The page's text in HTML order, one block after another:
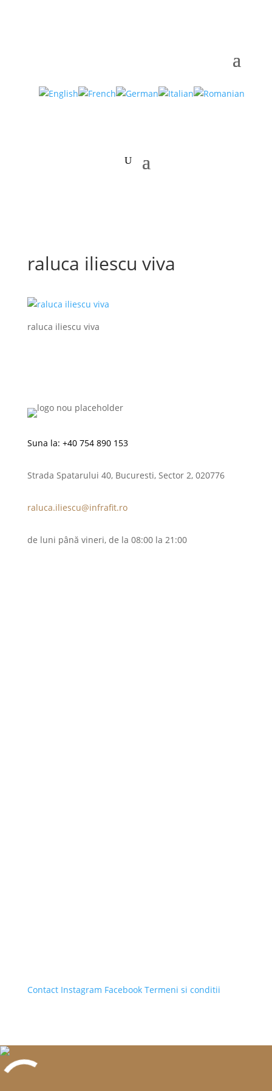
raluca iliescu viva
raluca iliescu viva
Suna la: +40 754 890 153
Strada Spatarului 40, Bucuresti, Sector 2, 020776
raluca.iliescu@infrafit.ro
de luni până vineri, de la 08:00 la 21:00
Contact Instagram Facebook Termeni si conditii